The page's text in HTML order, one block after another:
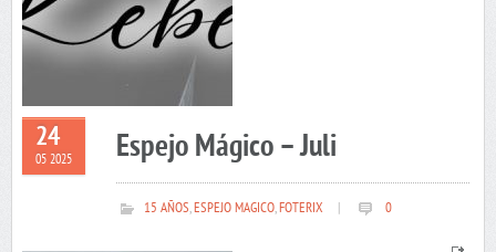
24
05 2025 Espejo Mágico – Juli
15 AÑOS,ESPEJO MAGICO,FOTERIX 0